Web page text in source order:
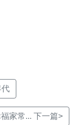
代
家常... 下一篇>